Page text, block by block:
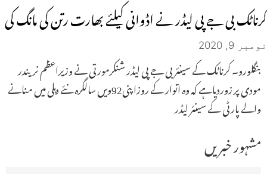
کرناٹک بی جے پی لیڈر نے اڈوانی کیلئے بھارت رتن کی مانگ کی
نومبر 9, 2020
بنگلورو۔ کرناٹک کے سینئر بی جے پی لیڈر شنکرمورتی نے وزیراعظم نریندر
مودی پر زوردیاہے کہ وہ اتوار کے روزاپنی92ویں سالگرہ نئے دہلی میں منانے
والے پارٹی کے سینئر لیڈر
مشہور خبریں